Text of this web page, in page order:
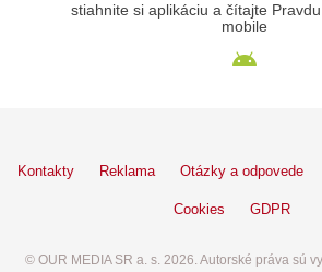
stiahnite si aplikáciu a čítajte
mobile
Kontakty Reklama Otázky a odpovede
Cookies GDPR
© OUR MEDIA SR a. s. 2026. Autorské práva sú